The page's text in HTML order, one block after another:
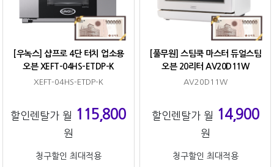
[우녹스] 샵프로 4단 터치 업소용
오븐 XEFT-04HS-ETDP-K
XEFT-04HS-ETDP-K
할인렌탈가 월 115,800
원
청구할인 최대적용
[풀무원] 스팀쿡 마스터 듀얼스팀
오븐 20리터 AV20D11W
AV20D11W
할인렌탈가 월 14,900
원
청구할인 최대적용